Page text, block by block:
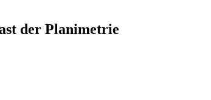
der Planimetrie